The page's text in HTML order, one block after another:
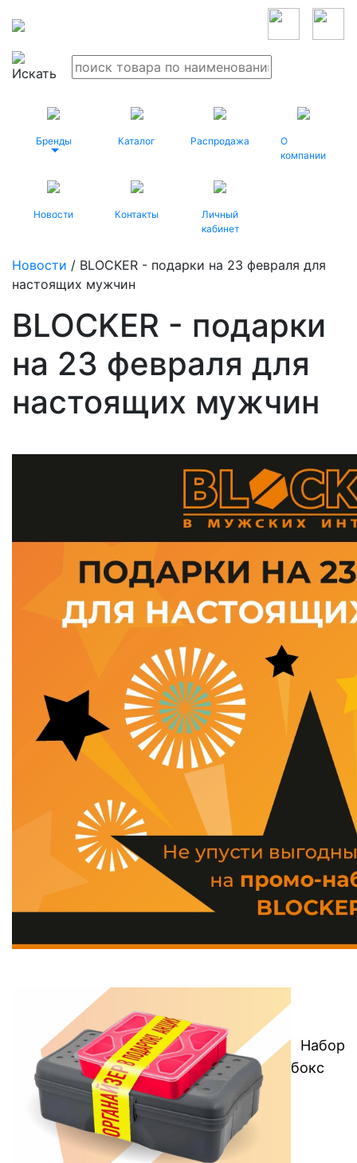
Бренды Каталог Распродажа
О
компании
Новости Контакты
Личный
кабинет
Новости / BLOCKER - подарки на 23 февраля для
настоящих мужчин
BLOCKER - подарки
на 23 февраля для
настоящих мужчин
Набор
бокс